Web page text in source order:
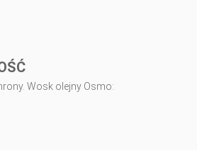
Wosk olejny Osmo: